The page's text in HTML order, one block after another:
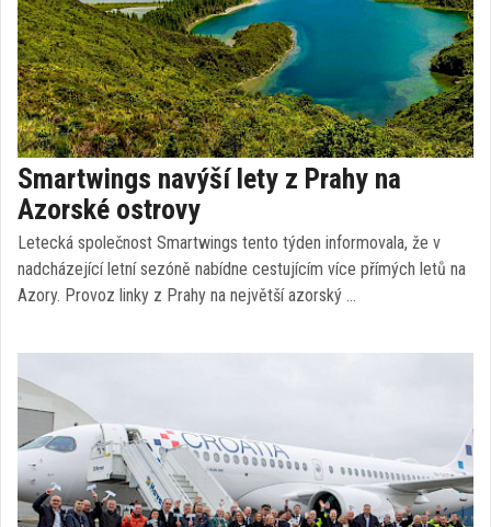
Smartwings navýší lety z Prahy na
Azorské ostrovy
Letecká společnost Smartwings tento týden informovala, že v
nadcházející letní sezóně nabídne cestujícím více přímých letů na
Azory. Provoz linky z Prahy na největší azorský …